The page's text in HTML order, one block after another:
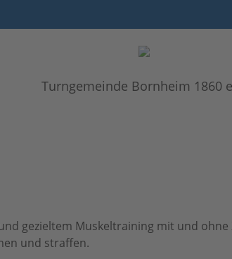
Turngemeinde Bornheim 1860
gezieltem Muskeltraining mit und
und straffen.